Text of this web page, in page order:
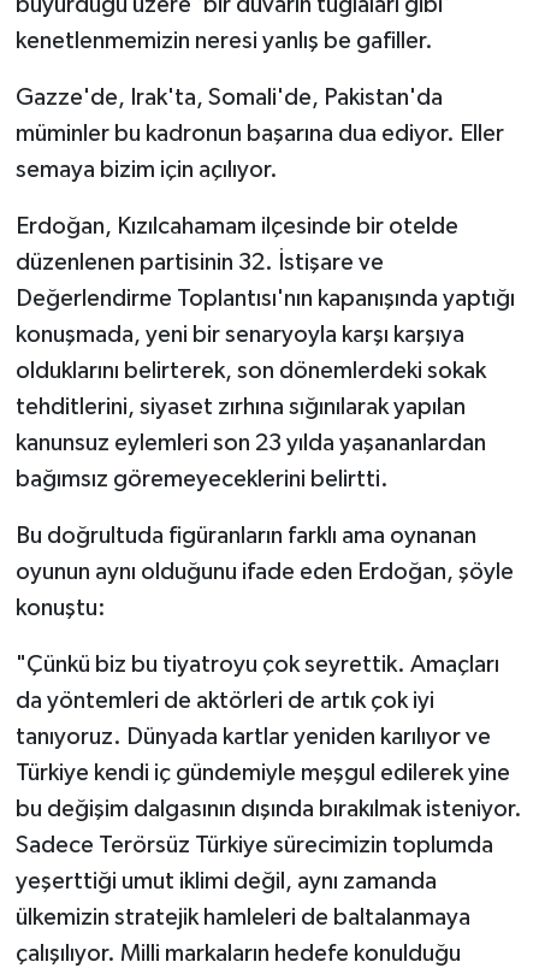
kenetlenmemizin neresi yanlış be gafiller.
Gazze'de, Irak'ta, Somali'de, Pakistan'da
müminler bu kadronun başarına dua ediyor. Eller
semaya bizim için açılıyor.
Erdoğan, Kızılcahamam ilçesinde bir otelde
düzenlenen partisinin 32. İstişare ve
Değerlendirme Toplantısı'nın kapanışında yaptığı
konuşmada, yeni bir senaryoyla karşı karşıya
olduklarını belirterek, son dönemlerdeki sokak
tehditlerini, siyaset zırhına sığınılarak yapılan
kanunsuz eylemleri son 23 yılda yaşananlardan
bağımsız göremeyeceklerini belirtti.
Bu doğrultuda figüranların farklı ama oynanan
oyunun aynı olduğunu ifade eden Erdoğan, şöyle
konuştu:
"Çünkü biz bu tiyatroyu çok seyrettik. Amaçları
da yöntemleri de aktörleri de artık çok iyi
tanıyoruz. Dünyada kartlar yeniden karılıyor ve
Türkiye kendi iç gündemiyle meşgul edilerek yine
bu değişim dalgasının dışında bırakılmak isteniyor.
Sadece Terörsüz Türkiye sürecimizin toplumda
yeşerttiği umut iklimi değil, aynı zamanda
ülkemizin stratejik hamleleri de baltalanmaya
çalışılıyor. Milli markaların hedefe konulduğu